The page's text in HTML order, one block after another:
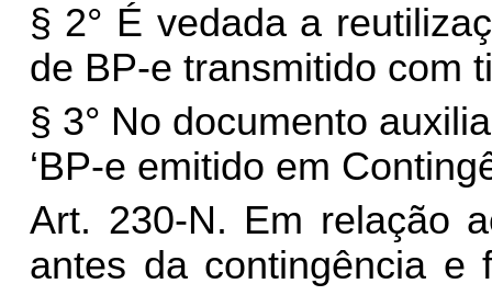
§ 2° É vedada a
de BP-e transmitido com
§ 3° No documento
‘BP-e emitido em
Art. 230-N. Em relação
antes da contingência e